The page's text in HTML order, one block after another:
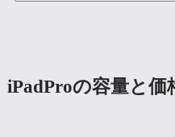
iPadProの容量と価